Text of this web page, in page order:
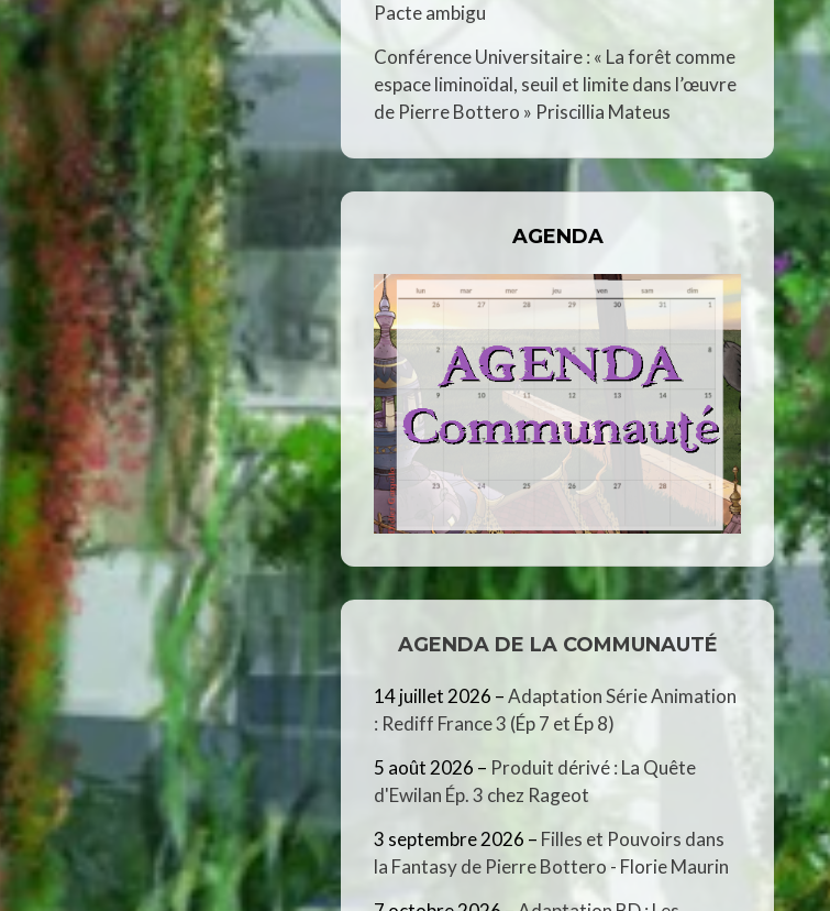
Pacte ambigu
Conférence Universitaire : « La forêt comme
espace liminoïdal, seuil et limite dans l’œuvre
de Pierre Bottero » Priscillia Mateus
AGENDA
AGENDA DE LA COMMUNAUTÉ
14 juillet 2026 –Adaptation Série Animation
: Rediff France 3 (Ép 7 et Ép 8)
5 août 2026 – Produit dérivé : La Quête
d'Ewilan Ép. 3 chez Rageot
3 septembre 2026 – Filles et Pouvoirs dans
la Fantasy de Pierre Bottero - Florie Maurin